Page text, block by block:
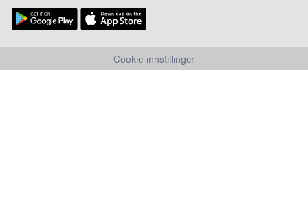
Cookie-innstillinger